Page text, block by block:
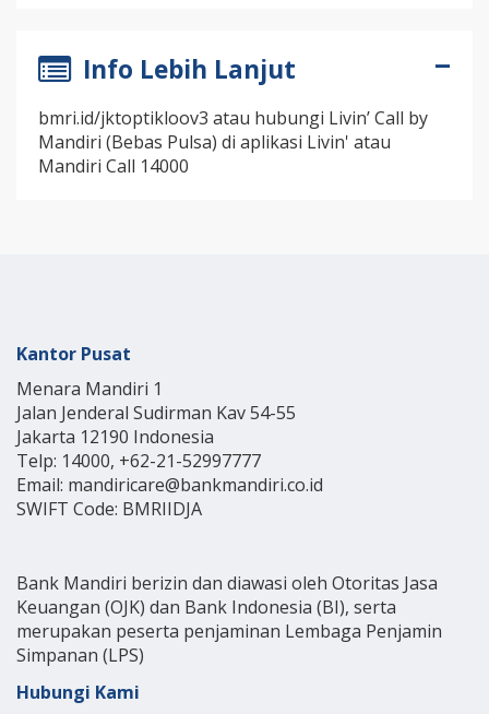
Info Lebih Lanjut
bmri.id/jktoptikloov3 atau hubungi Livin’ Call by
Mandiri (Bebas Pulsa) di aplikasi Livin' atau
Mandiri Call 14000
Kantor Pusat
Menara Mandiri 1
Jalan Jenderal Sudirman Kav 54-55
Jakarta 12190 Indonesia
Telp: 14000, +62-21-52997777
Email: mandiricare@bankmandiri.co.id
SWIFT Code: BMRIIDJA
Bank Mandiri berizin dan diawasi oleh Otoritas Jasa
Keuangan (OJK) dan Bank Indonesia (BI), serta
merupakan peserta penjaminan Lembaga Penjamin
Simpanan (LPS)
Hubungi Kami